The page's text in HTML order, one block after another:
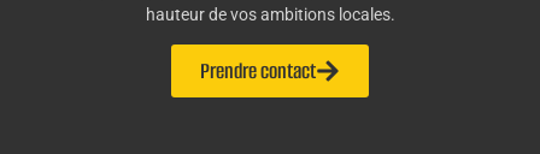
hauteur de vos ambitions locales.
Prendre contact